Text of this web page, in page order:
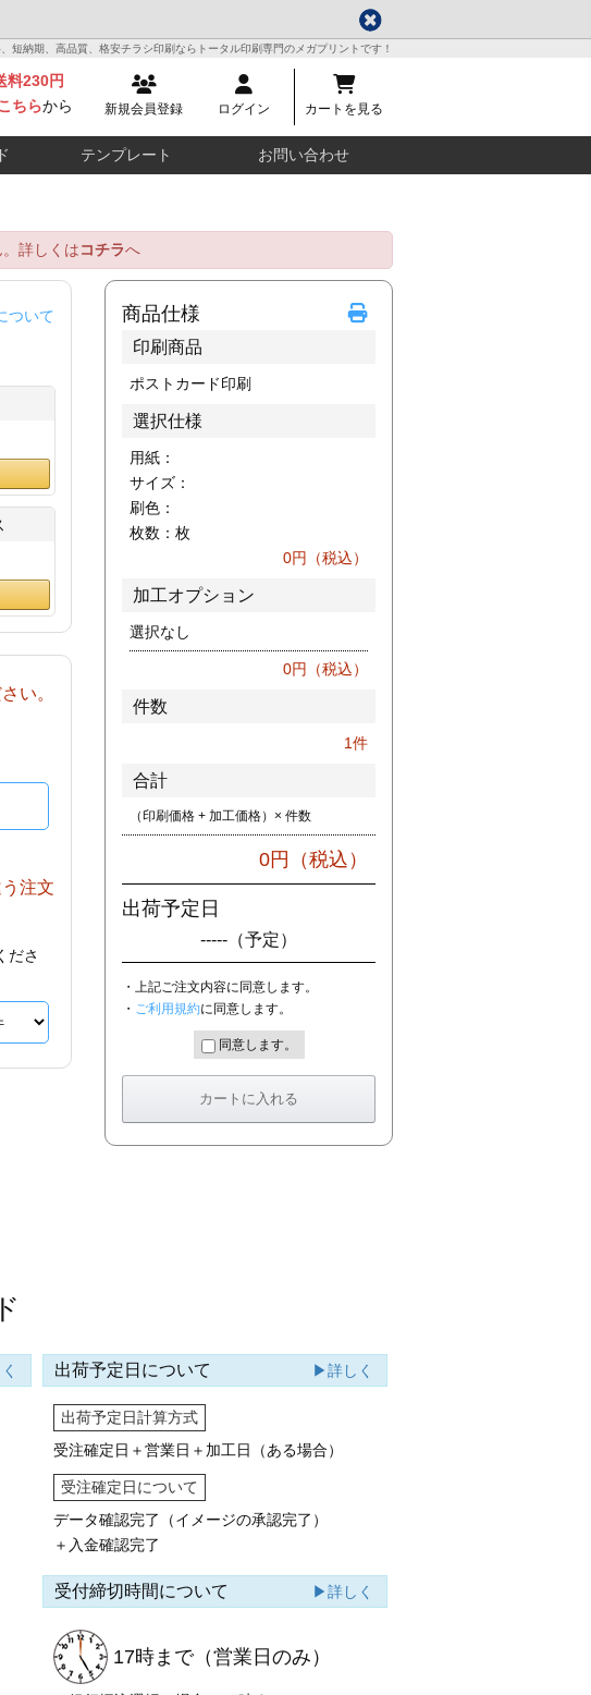
短納期、高品質、格安チラシ印刷ならトータル印刷専門のメガプリントです！
新規会員登録 ログイン カートを見る
料230円
ちらから
テンプレート お問い合わせ
詳しくはコチラへ
ついて
い。
注文
ださ
商品仕様
印刷商品
ポストカード印刷
選択仕様
用紙：
サイズ：
刷色：
枚数： 枚
0円（税込）
加工オプション
選択なし
0円（税込）
件数
1件
合計
（印刷価格 + 加工価格）× 件数
0円（税込）
出荷予定日
----- （予定）
・上記ご注文内容に同意します。
・ ご利用規約に同意します。
同意します。
出荷予定日について ▶詳しく
出荷予定日計算方式
受注確定日＋営業日＋加工日（ある場合）
受注確定日について
データ確認完了（イメージの承認完了）
＋入金確認完了
受付締切時間について ▶詳しく
17時まで（営業日のみ）